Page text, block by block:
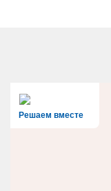
Решаем вместе